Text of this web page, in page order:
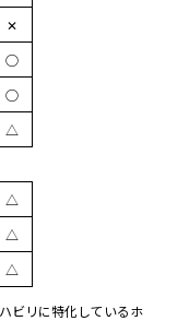
✕
◯
◯
△
△
△
△
ビリに特化しているホ